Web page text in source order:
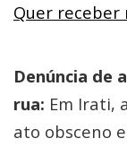
Quer receber
Denúncia de
rua: Em Irati,
ato obsceno